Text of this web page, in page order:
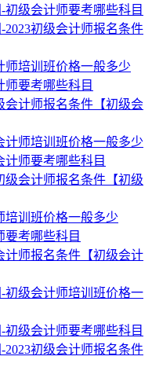
级会计师要考哪些科目
初级会计师报名条件
师培训班价格一般多少
要考哪些科目
会计师报名条件【初级会
计师培训班价格一般多少
计师要考哪些科目
级会计师报名条件【初级
培训班价格一般多少
要考哪些科目
计师报名条件【初级会计
初级会计师培训班价格一
初级会计师要考哪些科目
初级会计师报名条件